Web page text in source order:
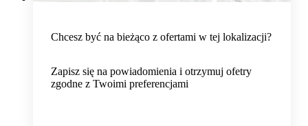
Chcesz być na bieżąco z ofertami w tej lokalizacji?
Zapisz się na powiadomienia i otrzymuj ofetry
zgodne z Twoimi preferencjami